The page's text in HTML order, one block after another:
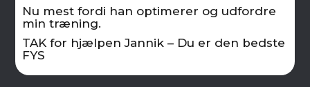
Nu mest fordi han optimerer og udfordre
min træning.
TAK for hjælpen Jannik – Du er den bedste
FYS